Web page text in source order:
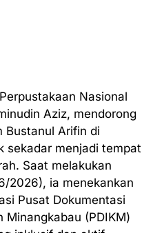
Nasional
Aziz, mendorong
Bustanul Arifin di
sekadar menjadi tempat
Saat melakukan
2026), ia menekankan
Pusat Dokumentasi
Minangkabau (PDIKM)